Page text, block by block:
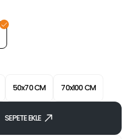
50x70 CM 70x100 CM
SEPETE EKLE